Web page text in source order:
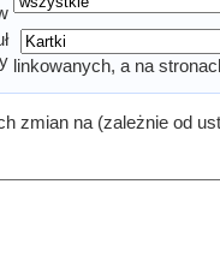
linkowanych, a na
zmian na (zależnie od